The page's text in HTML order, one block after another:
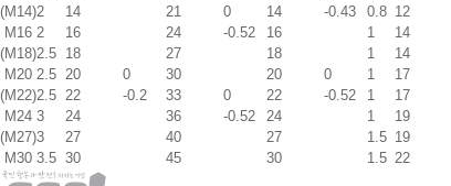
-0.43
(M14)2 14 21
0
-0.52
14 0.8 12
M16 2 16 24 16 1 14
(M18)2.5 18 27 18 1 14
M20 2.5 20
0
-0.2
30 20
0
-0.52
1 17
(M22)2.5 22 33
0
-0.52
22 1 17
M24 3 24 36 24 1 19
(M27)3 27 40 27 1.5 19
M30 3.5 30 45 30 1.5 22